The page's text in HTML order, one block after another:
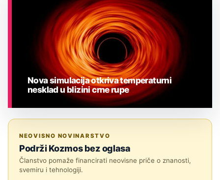
Nova simulacija otkriva temperaturni
nesklad u blizini crne rupe
NEOVISNO NOVINARSTVO
Podrži Kozmos bez oglasa
Članstvo pomaže financirati neovisne priče o znanosti,
svemiru i tehnologiji.